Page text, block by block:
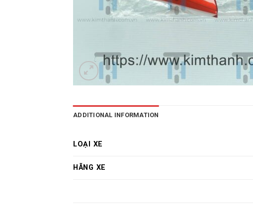
ADDITIONAL INFORMATION
LOẠI XE
HÃNG XE